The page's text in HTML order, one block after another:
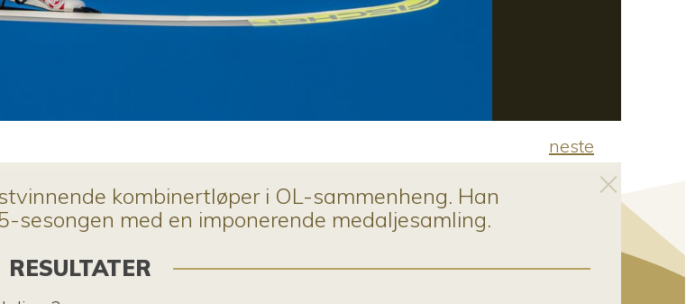
neste
kombinertløper i OL-sammenheng. Han
med en imponerende medaljesamling.
RESULTATER